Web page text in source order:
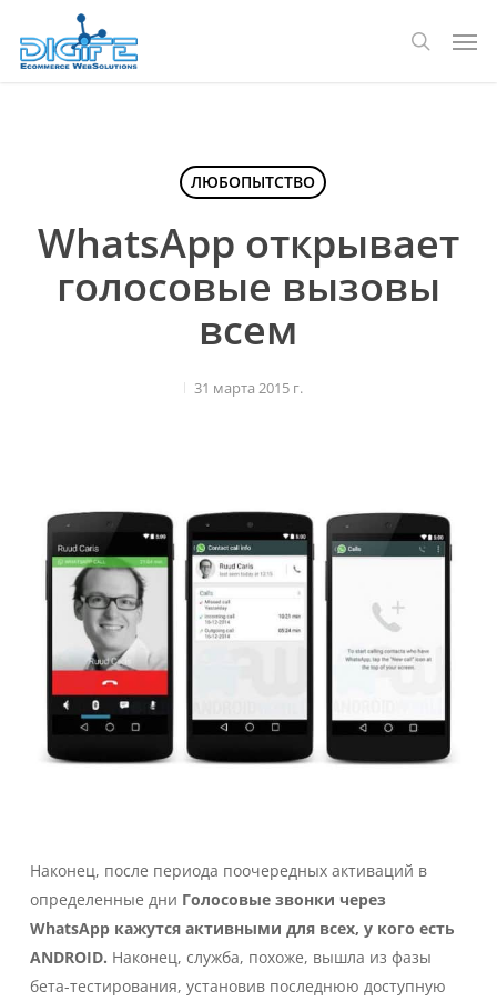
основному
поиск
ЛЮБОПЫТСТВО
WhatsApp открывает
голосовые вызовы
всем
31 марта 2015 г.
Наконец, после периода поочередных активаций в
определенные дни Голосовые звонки через
WhatsApp кажутся активными для всех, у кого есть
ANDROID. Наконец, служба, похоже, вышла из фазы
бета-тестирования, установив последнюю доступную